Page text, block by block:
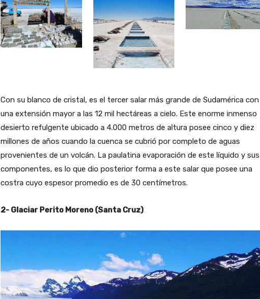
Con su blanco de cristal, es el tercer salar más grande de Sudamérica con
una extensión mayor a las 12 mil hectáreas a cielo. Este enorme inmenso
desierto refulgente ubicado a 4.000 metros de altura posee cinco y diez
millones de años cuando la cuenca se cubrió por completo de aguas
provenientes de un volcán. La paulatina evaporación de este líquido y sus
componentes, es lo que dio posterior forma a este salar que posee una
costra cuyo espesor promedio es de 30 centímetros.
2- Glaciar Perito Moreno (Santa Cruz)